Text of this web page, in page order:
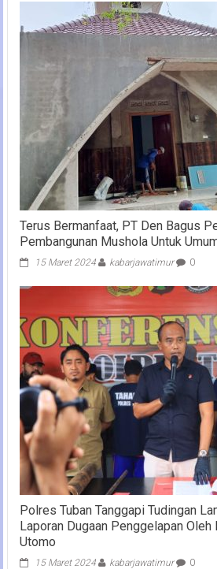
Terus Bermanfaat, PT Den Bagus
Pembangunan Mushola Untuk
15 Maret 2024 kabarjawatimur 0
Polres Tuban Tanggapi Tudingan
Laporan Dugaan Penggelapan
Utomo
15 Maret 2024 kabarjawatimur 0